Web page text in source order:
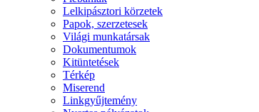
Lelkipásztori körzetek
Papok, szerzetesek
Világi munkatársak
Dokumentumok
Kitüntetések
Térkép
Miserend
Linkgyűjtemény